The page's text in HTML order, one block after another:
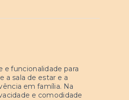
e funcionalidade para
a sala de estar e a
em família. Na
e comodidade